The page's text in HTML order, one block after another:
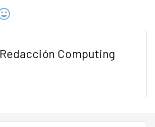
Redacción Computing